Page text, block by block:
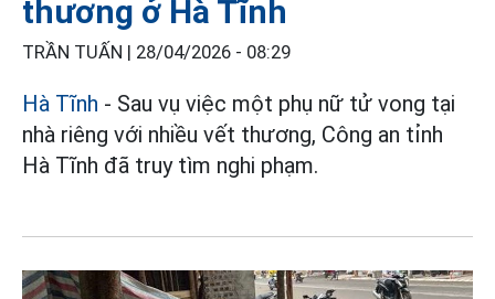
thương ở Hà Tĩnh
TRẦN TUẤN | 28/04/2026 - 08:29
Hà Tĩnh - Sau vụ việc một phụ nữ tử vong tại
nhà riêng với nhiều vết thương, Công an tỉnh
Hà Tĩnh đã truy tìm nghi phạm.